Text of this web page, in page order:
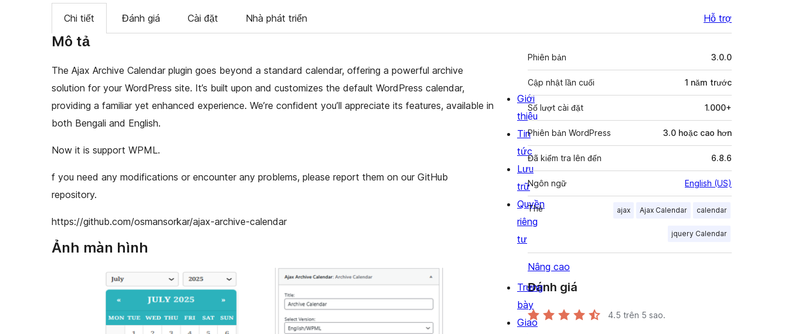
Chi tiết Đánh giá Cài đặt Nhà phát triển Hỗ trợ
Mô tả
The Ajax Archive Calendar plugin goes beyond a standard calendar, offering a powerful archive
solution for your WordPress site. It’s built upon and customizes the default WordPress calendar,
providing a familiar yet enhanced experience. We’re confident you’ll appreciate its features, available in
both Bengali and English.
Now it is support WPML.
f you need any modifications or encounter any problems, please report them on our GitHub
repository.
https://github.com/osmansorkar/ajax-archive-calendar
Ảnh màn hình
Meta
Phiên bản 3.0.0
Cập nhật lần cuối 1 năm trước
Số lượt cài đặt 1.000+
Phiên bản WordPress 3.0 hoặc cao hơn
Đã kiểm tra lên đến 6.8.6
Ngôn ngữ English (US)
Thẻ ajax Ajax Calendar calendar
jquery Calendar
Nâng cao
Đánh giá
4.5 trên 5 sao.
Giới
thiệu
Tin
tức
Lưu
trữ
Quyền
riêng
tư
Trưng
bày
Giao